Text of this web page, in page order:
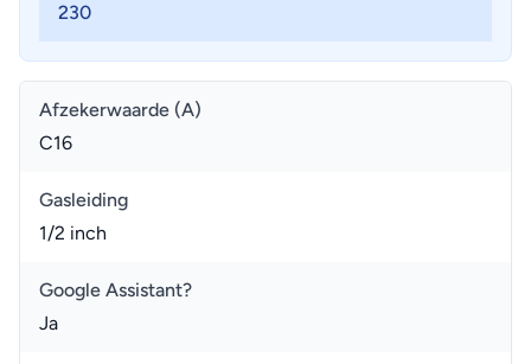
230
Afzekerwaarde (A)
C16
Gasleiding
1/2 inch
Google Assistant?
Ja